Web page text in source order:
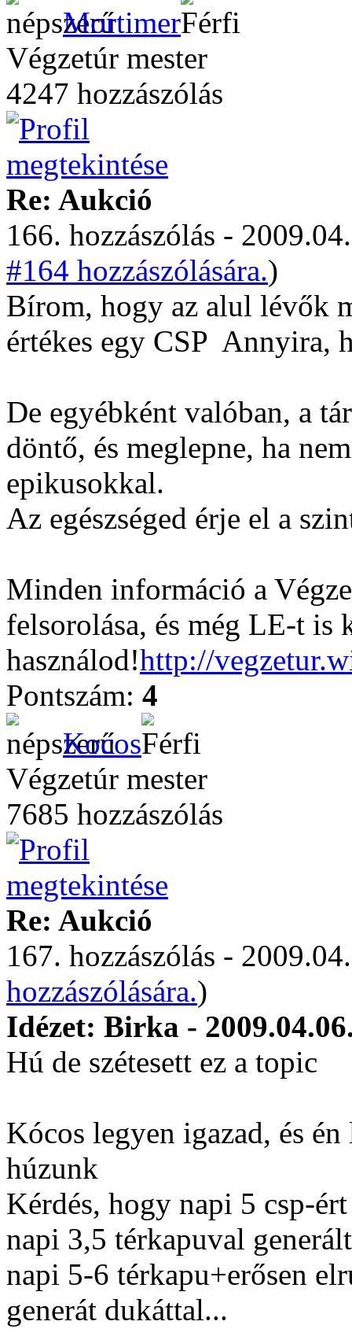
Mortimer
Végzetúr mester
4247 hozzászólás
Re: Aukció
166. hozzászólás -
#164 hozzászólására.)
Bírom, hogy az alul lévők
értékes egy CSP Annyira,
De egyébként valóban, a
döntő, és meglepne, ha
epikusokkal.
Az egészséged érje el a
Minden információ a
felsorolása, és még LE-t is
használod!http://
Pontszám: 4
Kocos
Végzetúr mester
7685 hozzászólás
Re: Aukció
167. hozzászólás -
hozzászólására.)
Idézet: Birka -
Hú de szétesett ez a topic
Kócos legyen igazad, és
húzunk
Kérdés, hogy napi 5 csp-
napi 3,5 térkapuval
napi 5-6 térkapu+erősen
generát dukáttal...